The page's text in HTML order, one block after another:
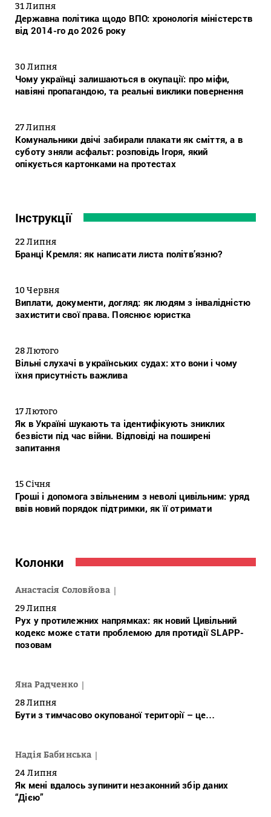
31 Липня
Державна політика щодо ВПО: хронологія міністерств
від 2014-го до 2026 року
30 Липня
Чому українці залишаються в окупації: про міфи,
навіяні пропагандою, та реальні виклики повернення
27 Липня
Комунальники двічі забирали плакати як сміття, а в
суботу зняли асфальт: розповідь Ігоря, який
опікується картонками на протестах
Інструкції
22 Липня
Бранці Кремля: як написати листа політв’язню?
10 Червня
Виплати, документи, догляд: як людям з інвалідністю
захистити свої права. Пояснює юристка
28 Лютого
Вільні слухачі в українських судах: хто вони і чому
їхня присутність важлива
17 Лютого
Як в Україні шукають та ідентифікують зниклих
безвісти під час війни. Відповіді на поширені
запитання
15 Січня
Гроші і допомога звільненим з неволі цивільним: уряд
ввів новий порядок підтримки, як її отримати
Колонки
Анастасія Соловйова
29 Липня
Рух у протилежних напрямках: як новий Цивільний
кодекс може стати проблемою для протидії SLAPP-
позовам
Яна Радченко
28 Липня
Бути з тимчасово окупованої території – це…
Надія Бабинська
24 Липня
Як мені вдалось зупинити незаконний збір даних
“Дією”